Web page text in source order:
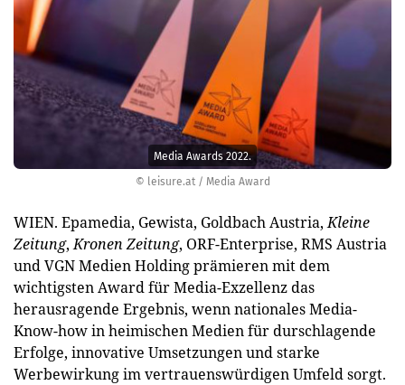
© leisure.at / Media Award
Media Awards 2022.
WIEN. Epamedia, Gewista, Goldbach Austria,Kleine
Zeitung,Kronen Zeitung, ORF-Enterprise, RMS Austria
und VGN Medien Holding prämieren mit dem
wichtigsten Award für Media-Exzellenz das
herausragende Ergebnis, wenn nationales Media-
Know-how in heimischen Medien für durschlagende
Erfolge, innovative Umsetzungen und starke
Werbewirkung im vertrauenswürdigen Umfeld sorgt.